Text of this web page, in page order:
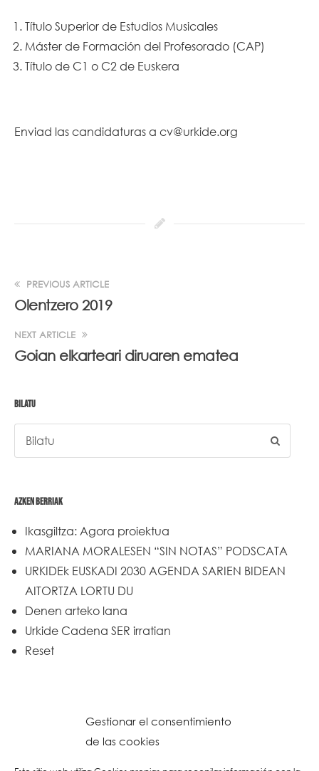
Gestionar el consentimiento
de las cookies
Título Superior de Estudios Musicales
Máster de Formación del Profesorado (CAP)
Título de C1 o C2 de Euskera
Enviad las candidaturas a cv@urkide.org
PREVIOUS ARTICLE
Olentzero 2019
NEXT ARTICLE
Goian elkarteari diruaren ematea
BILATU
AZKEN BERRIAK
Ikasgiltza: Agora proiektua
MARIANA MORALESEN “SIN NOTAS” PODSCATA
URKIDEk EUSKADI 2030 AGENDA SARIEN BIDEAN
AITORTZA LORTU DU
Denen arteko lana
Urkide Cadena SER irratian
Reset